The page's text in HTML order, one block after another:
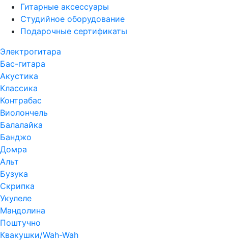
Гитарные аксессуары
Студийное оборудование
Подарочные сертификаты
Электрогитара
Бас-гитара
Акустика
Классика
Контрабас
Виолончель
Балалайка
Банджо
Домра
Альт
Бузука
Скрипка
Укулеле
Мандолина
Поштучно
Квакушки/Wah-Wah